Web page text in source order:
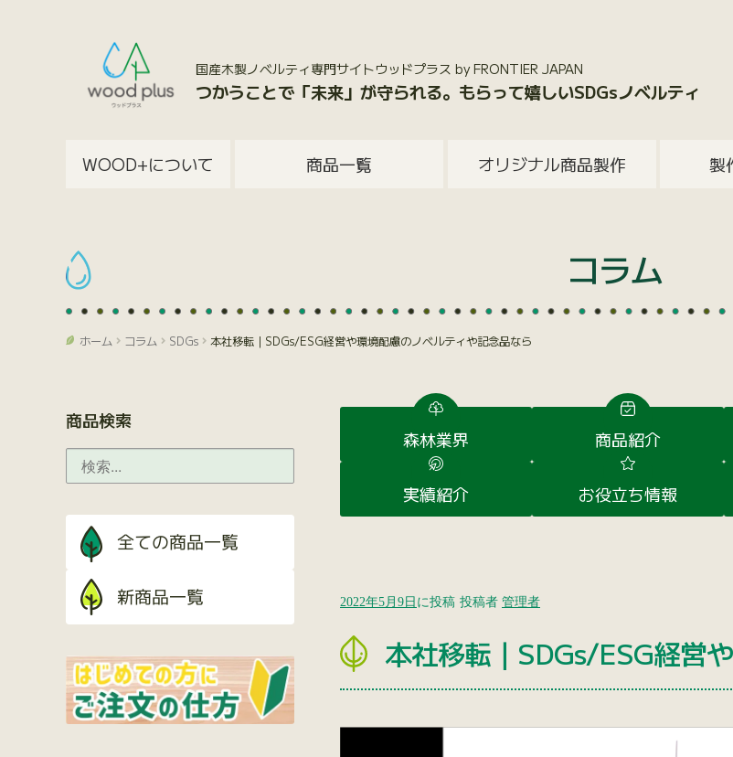
国産木製ノベルティ専門サイトウッドプラス by FRONTIER JAPAN
つかうことで「未来」が守られる。もらって嬉しいSDGsノベルティ
WOOD+について 商品一覧 オリジナル商品製作 製
コラム
ホーム コラム SDGs 本社移転｜SDGs/ESG経営や環境配慮のノベルティや記念品なら
森林業界 商品紹介
実績紹介 お役立ち情報
2022年5月9日 に投稿 投稿者 管理者
本社移転｜SDGs/ESG経営
商品検索